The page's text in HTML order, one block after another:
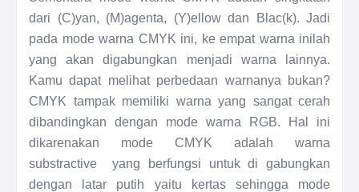
dari (C)yan, (M)agenta, (Y)ellow dan Blac(k). Jadi
pada mode warna CMYK ini, ke empat warna inilah
yang akan digabungkan menjadi warna lainnya.
Kamu dapat melihat perbedaan warnanya bukan?
CMYK tampak memiliki warna yang sangat cerah
dibandingkan dengan mode warna RGB. Hal ini
dikarenakan mode CMYK adalah warna
substractive yang berfungsi untuk di gabungkan
dengan latar putih yaitu kertas sehingga mode